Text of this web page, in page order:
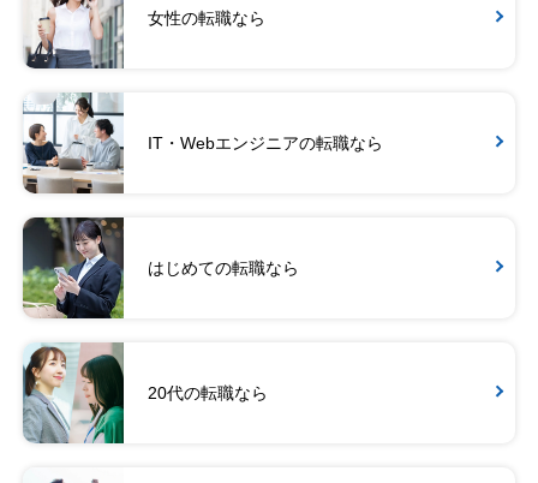
女性の転職なら
IT・Webエンジニアの転職なら
はじめての転職なら
20代の転職なら